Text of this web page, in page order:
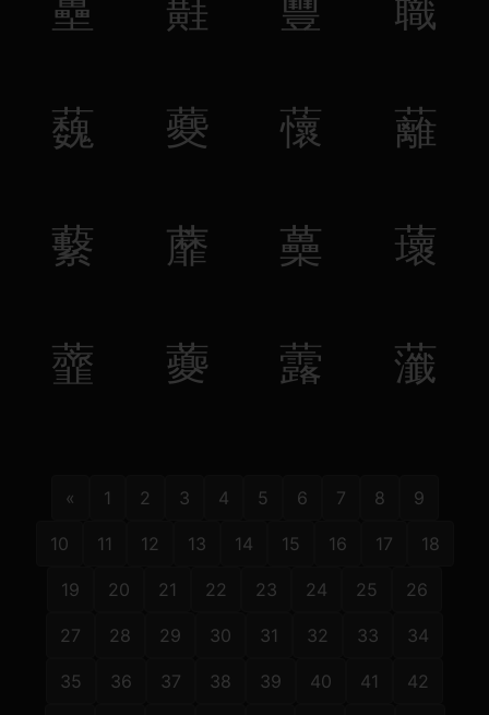
蘶 蘷 蘹 蘺
蘻 蘼 蘽 蘾
虀 虁 虂 虃
« 1 2 3 4 5 6 7 8 9
10 11 12 13 14 15 16 17 18
19 20 21 22 23 24 25 26
27 28 29 30 31 32 33 34
35 36 37 38 39 40 41 42